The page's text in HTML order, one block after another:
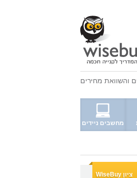
והשוואת מחירים
מחשבים ניידים
ציון WiseBuy